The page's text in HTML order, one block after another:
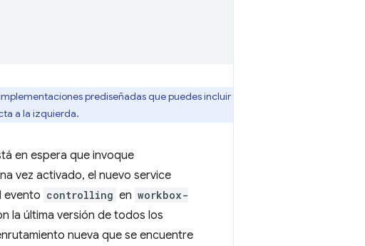
prediseñadas que puedes incluir
a la izquierda.
en espera que invoque
vez activado, el nuevo service
evento controlling en workbox-
la última versión de todos los
nueva que se encuentre